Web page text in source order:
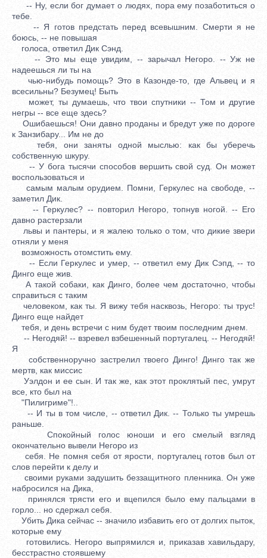
-- Ну, если бог думает о людях, пора ему позаботиться о
тебе.
-- Я готов предстать перед всевышним. Смерти я не
боюсь, -- не повышая
голоса, ответил Дик Сэнд.
-- Это мы еще увидим, -- зарычал Негоро. -- Уж не
надеешься ли ты на
чью-нибудь помощь? Это в Казонде-то, где Альвец и я
всесильны? Безумец! Быть
может, ты думаешь, что твои спутники -- Том и другие
негры -- все еще здесь?
Ошибаешься! Они давно проданы и бредут уже по дороге
к Занзибару... Им не до
тебя, они заняты одной мыслью: как бы уберечь
собственную шкуру.
-- У бога тысячи способов вершить свой суд. Он может
воспользоваться и
самым малым орудием. Помни, Геркулес на свободе, --
заметил Дик.
-- Геркулес? -- повторил Негоро, топнув ногой. -- Его
давно растерзали
львы и пантеры, и я жалею только о том, что дикие звери
отняли у меня
возможность отомстить ему.
-- Если Геркулес и умер, -- ответил ему Дик Сэпд, -- то
Динго еще жив.
А такой собаки, как Динго, более чем достаточно, чтобы
справиться с таким
человеком, как ты. Я вижу тебя насквозь, Негоро: ты трус!
Динго еще найдет
тебя, и день встречи с ним будет твоим последним днем.
-- Негодяй! -- взревел взбешенный португалец. -- Негодяй!
Я
собственноручно застрелил твоего Динго! Динго так же
мертв, как миссис
Уэлдон и ее сын. И так же, как этот проклятый пес, умрут
все, кто был на
"Пилигриме"!..
-- И ты в том числе, -- ответил Дик. -- Только ты умрешь
раньше.
Спокойный голос юноши и его смелый взгляд
окончательно вывели Негоро из
себя. Не помня себя от ярости, португалец готов был от
слов перейти к делу и
своими руками задушить беззащитного пленника. Он уже
набросился на Дика,
принялся трясти его и вцепился было ему пальцами в
горло... но сдержал себя.
Убить Дика сейчас -- значило избавить его от долгих пыток,
которые ему
готовились. Негоро выпрямился и, приказав хавильдару,
бесстрастно стоявшему